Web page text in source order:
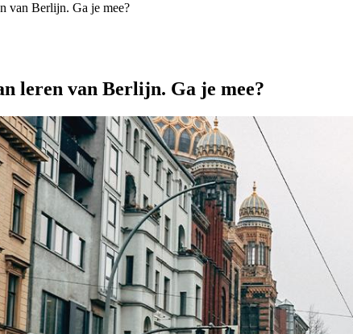
van Berlijn. Ga je mee?
leren van Berlijn. Ga je mee?